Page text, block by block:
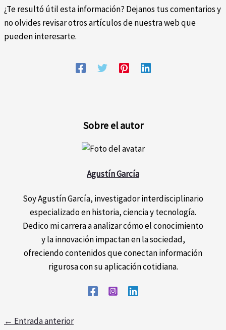
¿Te resultó útil esta información? Dejanos tus comentarios y
no olvides revisar otros artículos de nuestra web que
pueden interesarte.
Sobre el autor
Agustín García
Soy Agustín García, investigador interdisciplinario
especializado en historia, ciencia y tecnología.
Dedico mi carrera a analizar cómo el conocimiento
y la innovación impactan en la sociedad,
ofreciendo contenidos que conectan información
rigurosa con su aplicación cotidiana.
← Entrada anterior